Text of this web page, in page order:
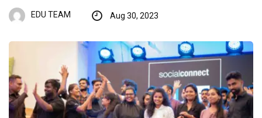
EDU TEAM Aug 30, 2023